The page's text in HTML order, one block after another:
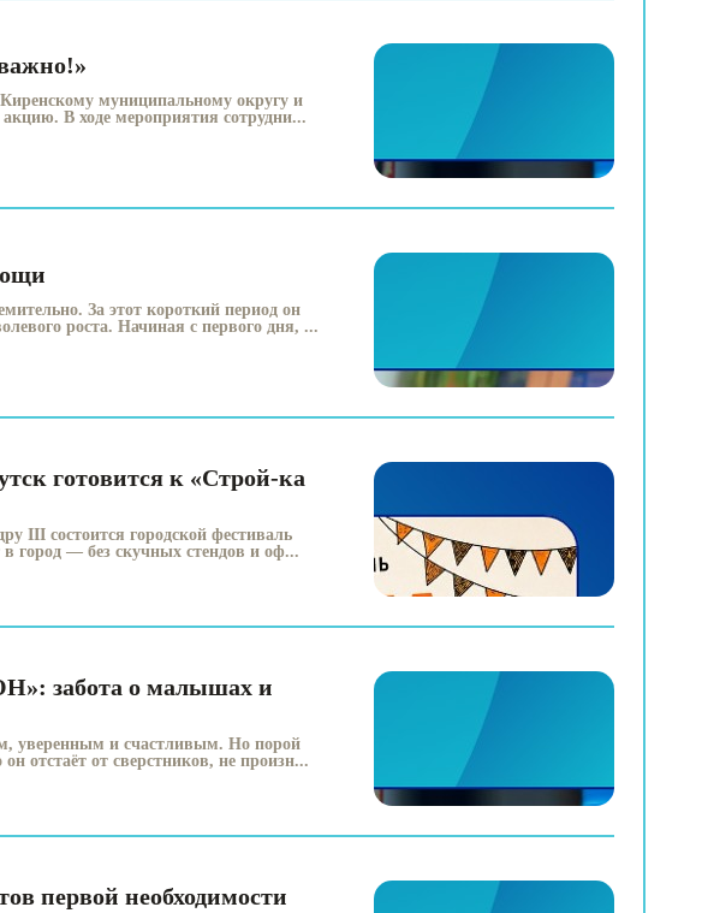
муниципальному округу и
В ходе мероприятия сотрудни...
За этот короткий период он
роста. Начиная с первого дня, ...
готовится к «Строй-ка
III состоится городской фестиваль
город — без скучных стендов и оф...
забота о малышах и
уверенным и счастливым. Но порой
отстаёт от сверстников, не произн...
первой необходимости